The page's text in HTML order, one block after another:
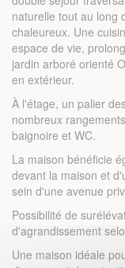
naturelle tout au long
chaleureux. Une
espace de vie,
jardin arboré orienté
en extérieur.
À l'étage, un palier
nombreux
baignoire et WC.
La maison bénéficie
devant la maison et
sein d'une avenue
Possibilité de
d'agrandissement
Une maison idéale